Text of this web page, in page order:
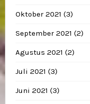
Oktober 2021 (3)
September 2021 (2)
Agustus 2021 (2)
Juli 2021 (3)
Juni 2021 (3)